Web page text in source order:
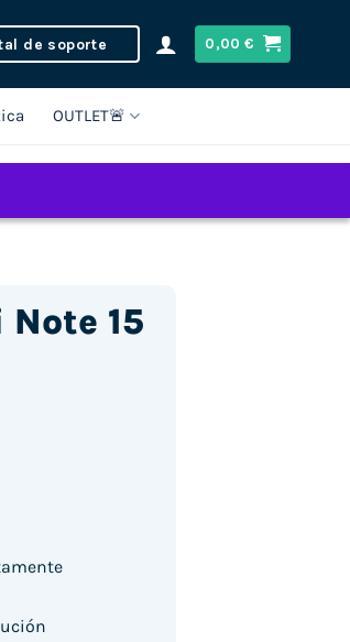
de soporte 0,00€
OUTLET🚨
15
6.77"/ Negro cantidad